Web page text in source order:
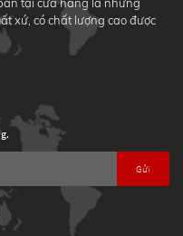
xứ, có chất lượng cao được
Gửi